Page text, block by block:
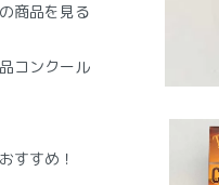
商品を見る
コンクール
すすめ！